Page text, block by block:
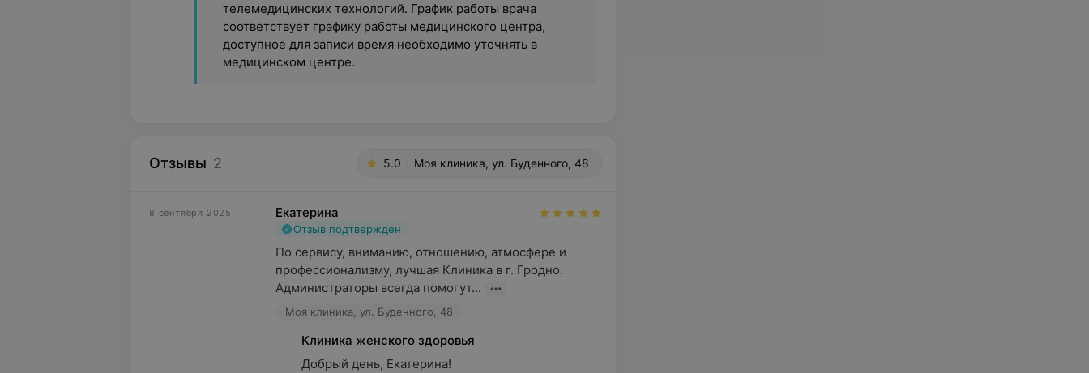
телемедицинских технологий. График работы врача
соответствует графику работы медицинского центра,
доступное для записи время необходимо уточнять в
медицинском центре.
Отзывы 2 5.0 Моя клиника, ул. Буденного, 48
8 сентября 2025 Екатерина
Отзыв подтвержден
По сервису, вниманию, отношению, атмосфере и
профессионализму, лучшая Клиника в г. Гродно.
Администраторы всегда помогут...
Моя клиника, ул. Буденного, 48
Клиника женского здоровья
Добрый день, Екатерина!